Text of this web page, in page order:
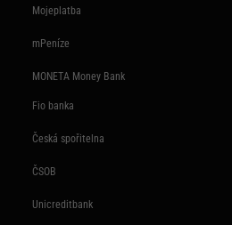
Mojeplatba
mPeníze
MONETA Money Bank
Fio banka
Česká spořitelna
ČSOB
Unicreditbank